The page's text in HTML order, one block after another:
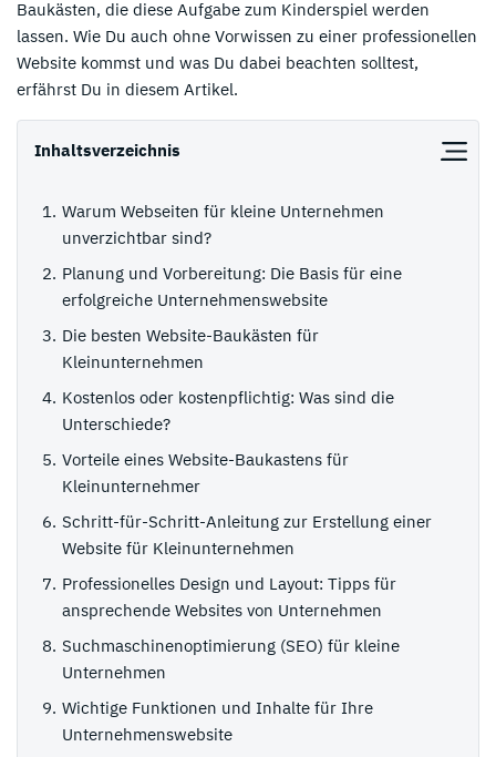
Baukästen, die diese Aufgabe zum Kinderspiel werden
lassen. Wie Du auch ohne Vorwissen zu einer professionellen
Website kommst und was Du dabei beachten solltest,
erfährst Du in diesem Artikel.
Inhaltsverzeichnis
Warum Webseiten für kleine Unternehmen
unverzichtbar sind?
Planung und Vorbereitung: Die Basis für eine
erfolgreiche Unternehmenswebsite
Die besten Website-Baukästen für
Kleinunternehmen
Kostenlos oder kostenpflichtig: Was sind die
Unterschiede?
Vorteile eines Website-Baukastens für
Kleinunternehmer
Schritt-für-Schritt-Anleitung zur Erstellung einer
Website für Kleinunternehmen
Professionelles Design und Layout: Tipps für
ansprechende Websites von Unternehmen
Suchmaschinenoptimierung (SEO) für kleine
Unternehmen
Wichtige Funktionen und Inhalte für Ihre
Unternehmenswebsite